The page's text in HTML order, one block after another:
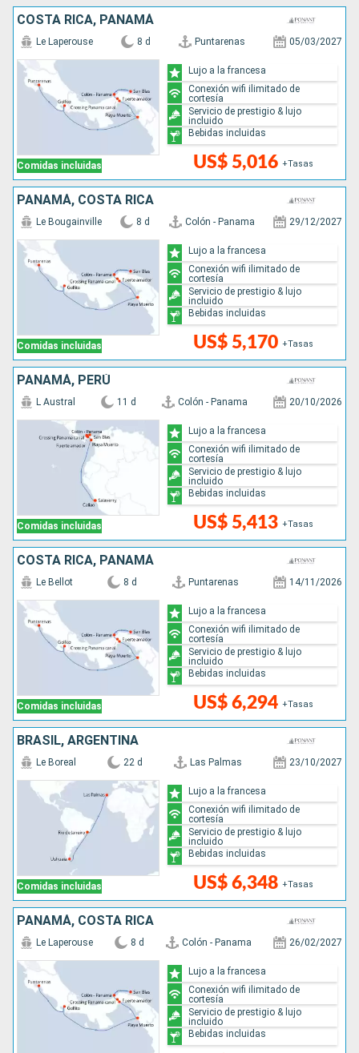
COSTA RICA, PANAMÁ
Comidas incluidas
Le Laperouse 8 d Puntarenas 05/03/2027
US$ 5,016 +Tasas
Lujo a la francesa
Conexión wifi ilimitado de
cortesía
Servicio de prestigio & lujo
incluido
Bebidas incluidas
PANAMÁ, COSTA RICA
Comidas incluidas
Le Bougainville 8 d Colón - Panama 29/12/2027
US$ 5,170 +Tasas
Lujo a la francesa
Conexión wifi ilimitado de
cortesía
Servicio de prestigio & lujo
incluido
Bebidas incluidas
PANAMÁ, PERÚ
Comidas incluidas
L Austral 11 d Colón - Panama 20/10/2026
US$ 5,413 +Tasas
Lujo a la francesa
Conexión wifi ilimitado de
cortesía
Servicio de prestigio & lujo
incluido
Bebidas incluidas
COSTA RICA, PANAMÁ
Comidas incluidas
Le Bellot 8 d Puntarenas 14/11/2026
US$ 6,294 +Tasas
Lujo a la francesa
Conexión wifi ilimitado de
cortesía
Servicio de prestigio & lujo
incluido
Bebidas incluidas
BRASIL, ARGENTINA
Comidas incluidas
Le Boreal 22 d Las Palmas 23/10/2027
US$ 6,348 +Tasas
Lujo a la francesa
Conexión wifi ilimitado de
cortesía
Servicio de prestigio & lujo
incluido
Bebidas incluidas
PANAMÁ, COSTA RICA
Le Laperouse 8 d Colón - Panama 26/02/2027
Lujo a la francesa
Conexión wifi ilimitado de
cortesía
Servicio de prestigio & lujo
incluido
Bebidas incluidas